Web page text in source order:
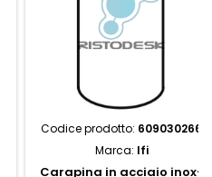
Codice prodotto: 609030266
Marca: Ifi
Carapina in acciaio inox-